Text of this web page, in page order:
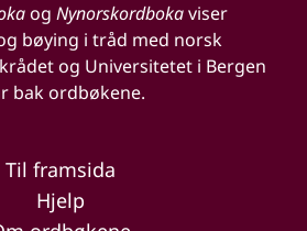
og Nynorskordbokaviser
bøying i tråd med norsk
og Universitetet i Bergen
bak ordbøkene.
Til framsida
Hjelp